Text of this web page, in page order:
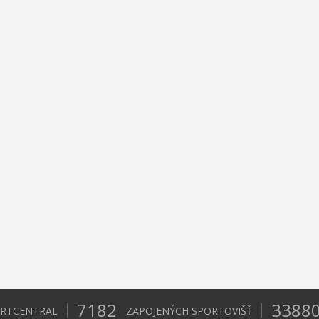
7182 ZAPOJENÝCH SPORTOVIŠŤ 33880